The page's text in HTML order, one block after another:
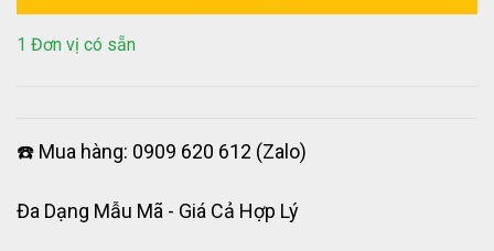
1 Đơn vị có sẵn
☎️ Mua hàng: 0909 620 612 (Zalo)
Đa Dạng Mẫu Mã - Giá Cả Hợp Lý